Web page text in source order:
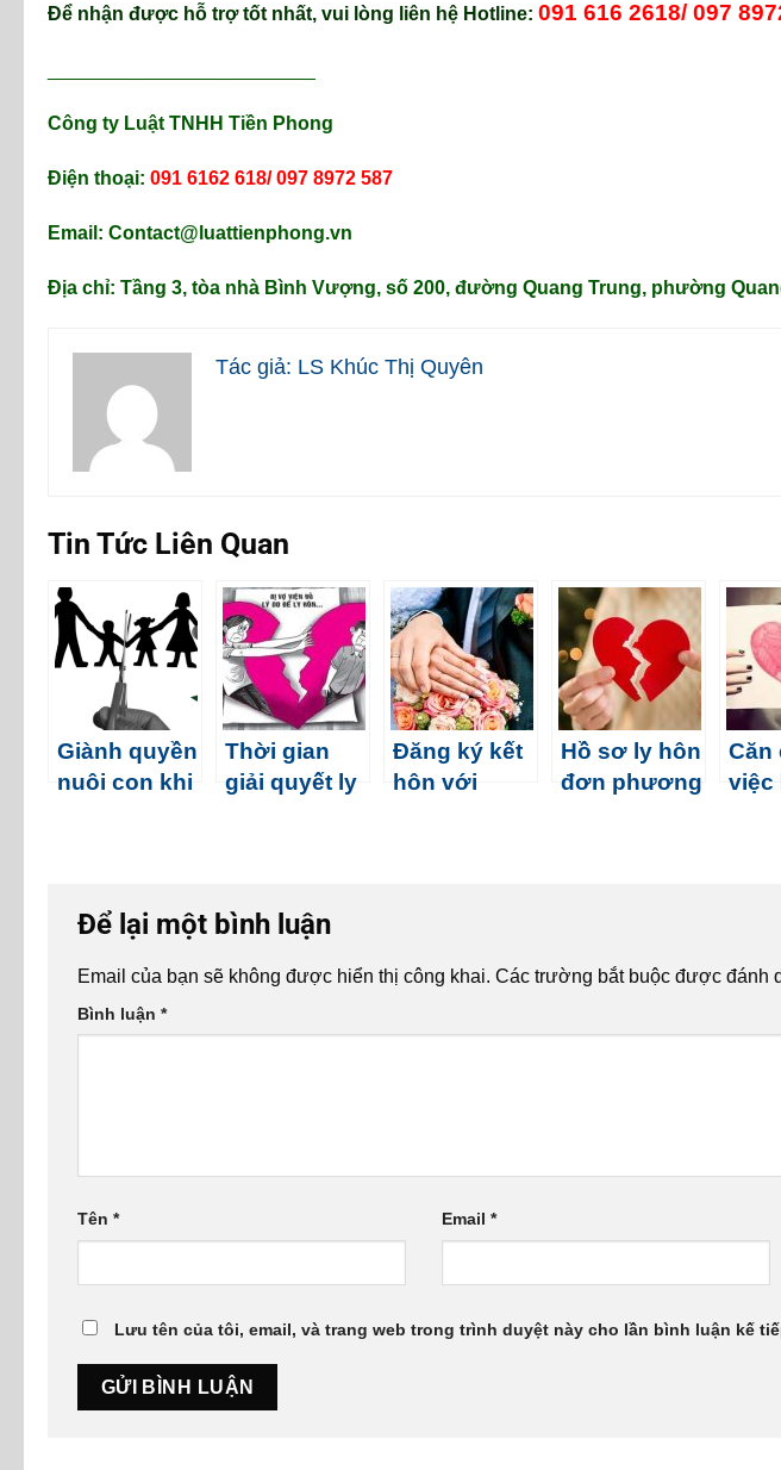
Để nhận được hỗ trợ tốt nhất, vui lòng liên hệ Hotline: 091 616 2618/ 097
Công ty Luật TNHH Tiền Phong
Điện thoại: 091 6162 618/ 097 8972 587
Email: Contact@luattienphong.vn
Địa chỉ: Tầng 3, tòa nhà Bình Vượng, số 200, đường Quang Trung, phường
Tác giả: LS Khúc Thị Quyên
Tin Tức Liên Quan
Giành quyền
nuôi con khi
Thời gian
giải quyết ly
Đăng ký kết
hôn với
Hồ sơ ly hôn
đơn phương
Căn
việc
Để lại một bình luận
Email của bạn sẽ không được hiển thị công khai. Các trường bắt buộc được đánh
Bình luận *
Tên * Email *
Lưu tên của tôi, email, và trang web trong trình duyệt này cho lần bình luận kế